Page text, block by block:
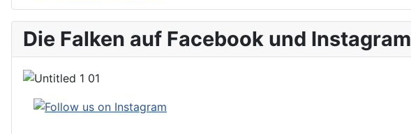
Die Falken auf Facebook und Instagram